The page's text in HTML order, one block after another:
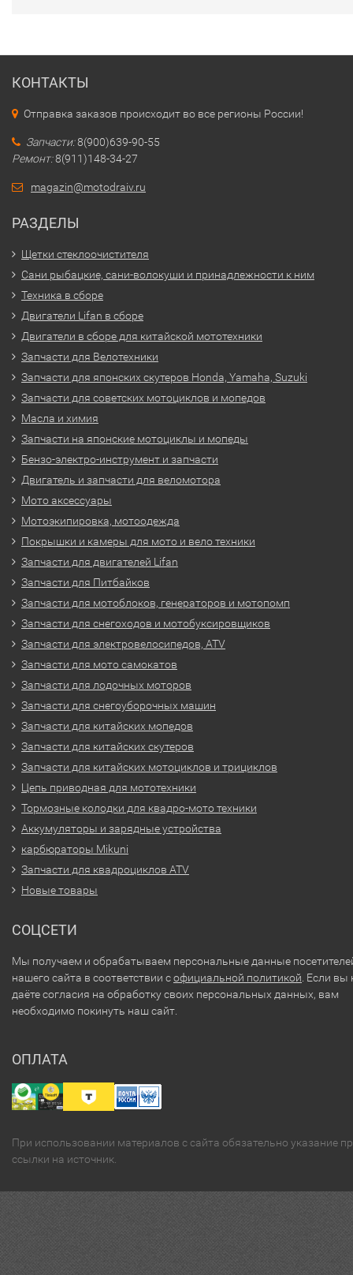
КОНТАКТЫ
Отправка заказов происходит во все регионы России!
Запчасти:8(900)639-90-55
Ремонт:8(911)148-34-27
magazin@motodraiv.ru
РАЗДЕЛЫ
Щетки стеклоочистителя
Сани рыбацкие, сани-волокуши и принадлежности к ним
Техника в сборе
Двигатели Lifan в сборе
Двигатели в сборе для китайской мототехники
Запчасти для Велотехники
Запчасти для японских скутеров Honda, Yamaha, Suzuki
Запчасти для советских мотоциклов и мопедов
Масла и химия
Запчасти на японские мотоциклы и мопеды
Бензо-электро-инструмент и запчасти
Двигатель и запчасти для веломотора
Мото аксессуары
Мотоэкипировка, мотоодежда
Покрышки и камеры для мото и вело техники
Запчасти для двигателей Lifan
Запчасти для Питбайков
Запчасти для мотоблоков, генераторов и мотопомп
Запчасти для снегоходов и мотобуксировщиков
Запчасти для электровелосипедов, ATV
Запчасти для мото самокатов
Запчасти для лодочных моторов
Запчасти для снегоуборочных машин
Запчасти для китайских мопедов
Запчасти для китайских скутеров
Запчасти для китайских мотоциклов и трициклов
Цепь приводная для мототехники
Тормозные колодки для квадро-мото техники
Аккумуляторы и зарядные устройства
карбюраторы Mikuni
Запчасти для квадроциклов ATV
Новые товары
СОЦСЕТИ
Мы получаем и обрабатываем персональные данные
нашего сайта в соответствии софициальной политикой . Если вы
даёте согласия на обработку своих персональных данных, вам
необходимо покинуть наш сайт.
ОПЛАТА
При использовании материалов с сайта обязательно указание
ссылки на источник.